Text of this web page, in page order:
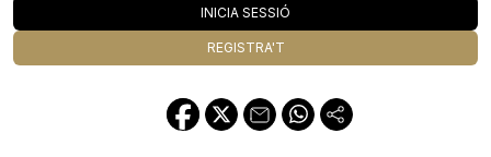
INICIA SESSIÓ
REGISTRA'T